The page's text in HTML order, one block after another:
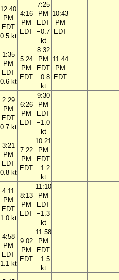
12:40
PM
EDT
0.5 kt
4:16
PM
EDT
7:25
PM
EDT
−0.7
kt
10:43
PM
EDT
1:35
PM
EDT
0.6 kt
5:24
PM
EDT
8:32
PM
EDT
−0.8
kt
11:44
PM
EDT
2:29
PM
EDT
0.7 kt
6:26
PM
EDT
9:30
PM
EDT
−1.0
kt
3:21
PM
EDT
0.8 kt
7:22
PM
EDT
10:21
PM
EDT
−1.2
kt
4:11
PM
EDT
1.0 kt
8:13
PM
EDT
11:10
PM
EDT
−1.3
kt
4:58
PM
EDT
1.1 kt
9:02
PM
EDT
11:58
PM
EDT
−1.5
kt